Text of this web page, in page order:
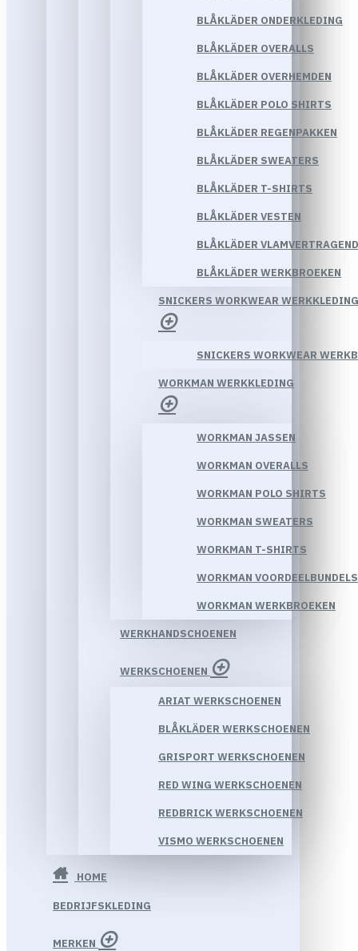
BLÅKLÄDER ONDERKLEDING
BLÅKLÄDER OVERALLS
BLÅKLÄDER OVERHEMDEN
BLÅKLÄDER POLO SHIRTS
BLÅKLÄDER REGENPAKKEN
BLÅKLÄDER SWEATERS
BLÅKLÄDER T-SHIRTS
BLÅKLÄDER VESTEN
BLÅKLÄDER
BLÅKLÄDER WERKBROEKEN
SNICKERS WORKWEAR WERKKLEDING
SNICKERS WORKWEAR
WORKMAN WERKKLEDING
WORKMAN JASSEN
WORKMAN OVERALLS
WORKMAN POLO SHIRTS
WORKMAN SWEATERS
WORKMAN T-SHIRTS
WORKMAN VOORDEELBUNDELS
WORKMAN WERKBROEKEN
WERKHANDSCHOENEN
WERKSCHOENEN
ARIAT WERKSCHOENEN
BLÅKLÄDER WERKSCHOENEN
GRISPORT WERKSCHOENEN
RED WING WERKSCHOENEN
REDBRICK WERKSCHOENEN
VISMO WERKSCHOENEN
HOME
BEDRIJFSKLEDING
MERKEN